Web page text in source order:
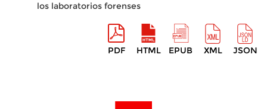
los laboratorios forenses
PDF HTML EPUB XML JSON